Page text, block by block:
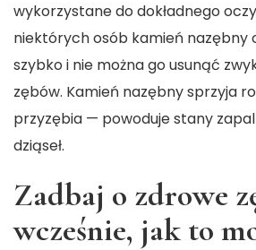
wykorzystane do dokładnego
niektórych osób kamień nazębny
szybko i nie można go usunąć
zębów. Kamień nazębny sprzyja
przyzębia — powoduje stany
dziąseł.
Zadbaj o zdrowe
wcześnie, jak to